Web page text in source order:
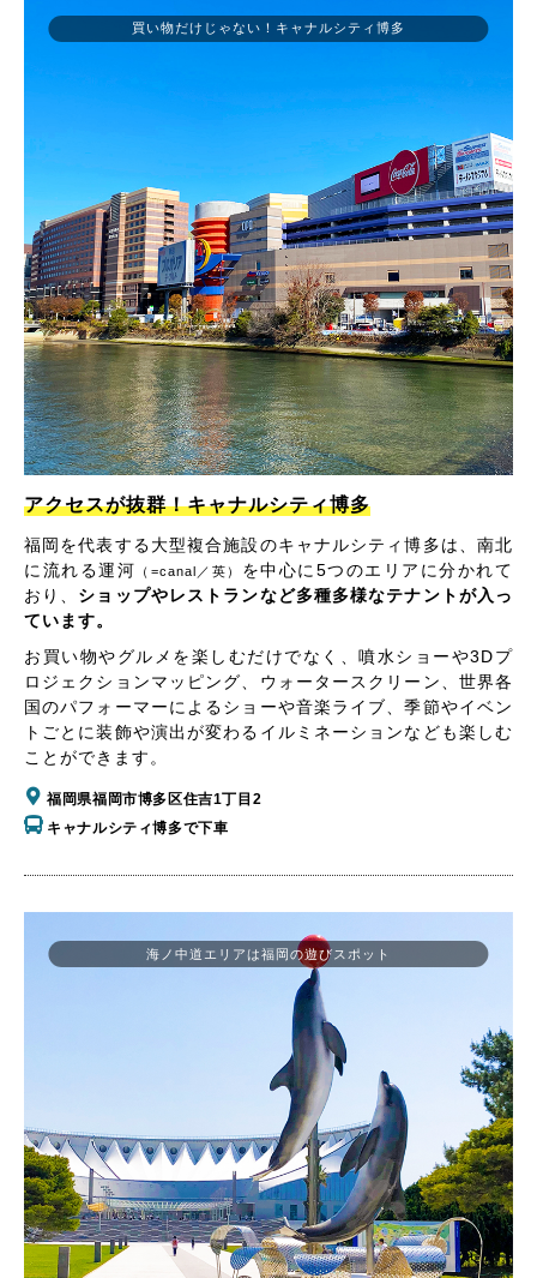
アクセスが抜群！キャナルシティ博多
福岡を代表する大型複合施設のキャナルシティ博多は、南北
に流れる運河 （=canal／英）
を中心に5つのエリアに分かれて
おり、 ショップやレストランなど多種多様なテナントが入っ
ています。
お買い物やグルメを楽しむだけでなく、噴水ショーや3Dプ
ロジェクションマッピング、ウォータースクリーン、世界各
国のパフォーマーによるショーや音楽ライブ、季節やイベン
トごとに装飾や演出が変わるイルミネーションなども楽しむ
ことができます。
福岡県福岡市博多区住吉1丁目2
キャナルシティ博多で下車
買い物だけじゃない！キャナルシティ博多
海ノ中道エリアは福岡の遊びスポット